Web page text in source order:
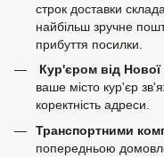
строк доставки
найбільш зручне
прибуття посилки.
Кур'єром від
ваше місто кур'єр
коректність адреси.
Транспортними
попередньою